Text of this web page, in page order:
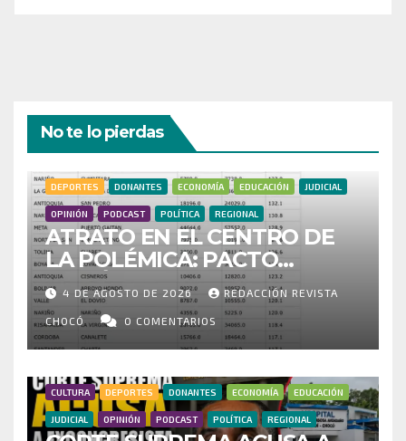
No te lo pierdas
DEPORTES DONANTES ECONOMÍA EDUCACIÓN JUDICIAL
OPINIÓN PODCAST POLÍTICA REGIONAL
ATRATO EN EL CENTRO DE
LA POLÉMICA: PACTO
HISTÓRICO CUESTIONA
CENSO ELECTORAL Y PIDE
INVESTIGAR PRESUNTO
FRAUDE
4 DE AGOSTO DE 2026 REDACCIÓN REVISTA
CHOCÓ 0 COMENTARIOS
CULTURA DEPORTES DONANTES ECONOMÍA EDUCACIÓN
JUDICIAL OPINIÓN PODCAST POLÍTICA REGIONAL